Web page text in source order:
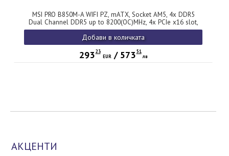
MSI PRO B850M-A WIFI PZ, mATX, Socket AM5, 4x DDR5
Dual Channel DDR5 up to 8200(OC)MHz, 4x PCIe x16 slot,
2x M.2 slot, 3x USB 5Gbps, 3x USB 10Gbps, 1x USB 10Gbps
Type-C, 7.1 HD Audio, 5G LAN, WiFI 7, BT, 3Y
Добави в количката
293 23
EUR/ 573 51
лв
АКЦЕНТИ